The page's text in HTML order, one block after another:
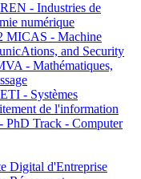
- Industries de
numérique
MICAS - Machine
and Security
- Mathématiques,
- Systèmes
de l'information
PhD Track - Computer
Digital d'Entreprise